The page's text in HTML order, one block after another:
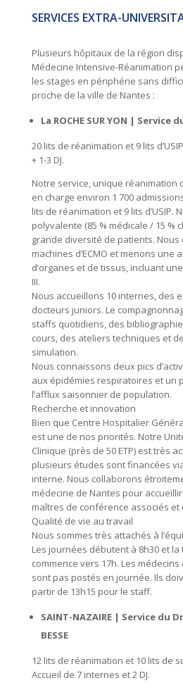
SERVICES EXTRA-
Plusieurs hôpitaux de la région
Médecine Intensive-Réanimation
les stages en périphérie sans
proche de la ville de Nantes :
La ROCHE SUR YON | Service
20 lits de réanimation et 9 lits
+ 1-3 DJ.
Notre service, unique réanimation
en charge environ 1 700
lits de réanimation et 9 lits d’USIP.
polyvalente (85 % médicale / 15 %
grande diversité de patients.
machines d’ECMO et menons une
d’organes et de tissus, incluant
III.
Nous accueillons 10 internes, des
docteurs juniors. Le
staffs quotidiens, des
cours, des ateliers techniques et
simulation.
Nous connaissons deux pics
aux épidémies respiratoires et un
l’afflux saisonnier de population.
Recherche et innovation
Bien que Centre Hospitalier
est une de nos priorités. Notre
Clinique (près de 50 ETP) est très
plusieurs études sont financées
interne. Nous collaborons
médecine de Nantes pour
maîtres de conférence associés et
Qualité de vie au travail
Nous sommes très attachés à
Les journées débutent à 8h30 et
commence vers 17h. Les
sont pas postés en journée. Ils
partir de 13h15 pour le staff.
SAINT-NAZAIRE | Service du
BESSE
12 lits de réanimation et 10 lits de
Accueil de 7 internes et 2 DJ.